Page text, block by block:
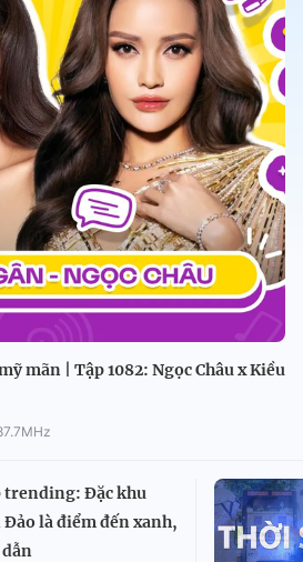
mãn | Tập 1082: Ngọc Châu x Kiều
trending: Đặc khu
Đảo là điểm đến xanh,